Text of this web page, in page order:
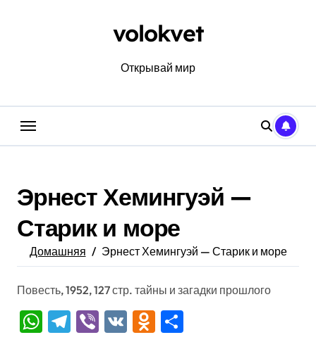
volokvet
Открывай мир
Эрнест Хемингуэй —
Старик и море
Домашняя Эрнест Хемингуэй — Старик и море
Повесть, 1952, 127 стр. тайны и загадки прошлого
WhatsApp
Telegram
Viber
VK Odnoklassniki